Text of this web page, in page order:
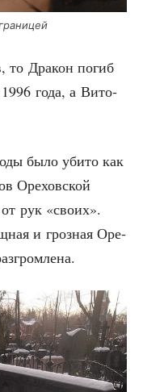
то Дра­кон погиб
года, а Вито­
было уби­то как
Оре­хов­ской
рук «сво­их».
и гроз­ная Оре­